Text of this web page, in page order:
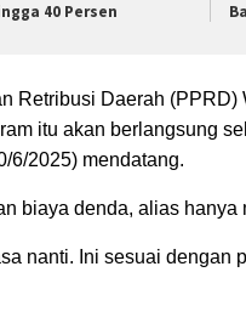
40 Persen
Retribusi Daerah (PPRD)
itu akan berlangsung
6/2025) mendatang.
biaya denda, alias hanya
nanti. Ini sesuai dengan